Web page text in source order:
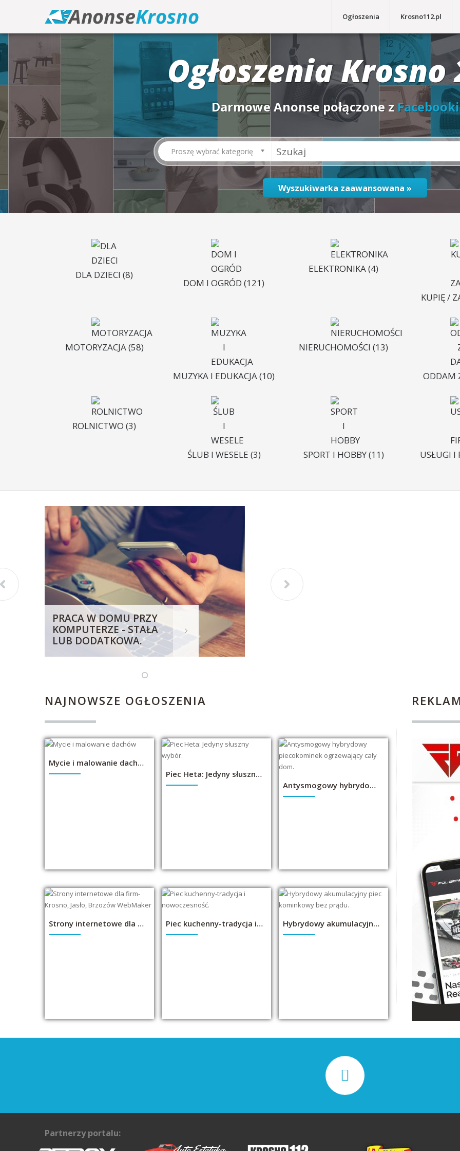
Ogłoszenia Krosno112.pl
Ogłoszenia
Darmowe Anonse połączone z
Proszę wybrać kategorię
Wyszukiwarka zaawansowana »
DLA DZIECI(8)
DOM I OGRÓD(121)
ELEKTRONIKA(4)
KUPIĘ /
MOTORYZACJA(58)
MUZYKA I EDUKACJA(10)
NIERUCHOMOŚCI(13)
ODDAM
ROLNICTWO(3)
ŚLUB I WESELE (3) SPORT I HOBBY(11) USŁUGI I
PRACA W DOMU PRZY
KOMPUTERZE - STAŁA
LUB DODATKOWA.
NAJNOWSZE OGŁOSZENIA
Mycie i malowanie dachów
Strony internetowe dla firm- Krosno, Jasło, Brzozów WebMaker
Piec Heta: Jedyny słuszny wybór.
Piec kuchenny-tradycja i nowoczesność.
Antysmogowy hybrydowy piecokominek ogrzewający cały dom.
Hybrydowy akumulacyjny piec kominkowy bez prądu.
Partnerzy portalu: